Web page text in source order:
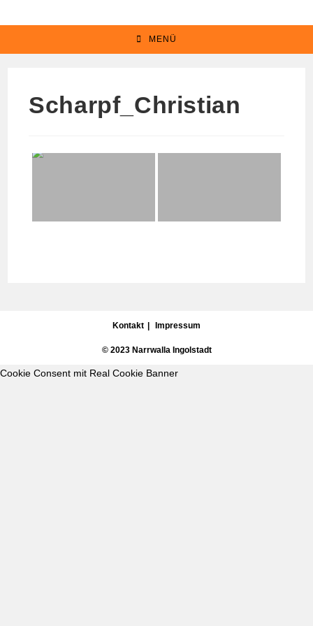
Inhalt
MENÜ
Scharpf_Christian
Kontakt Impressum
© 2023 Narrwalla Ingolstadt
Cookie Consent mit Real Cookie Banner